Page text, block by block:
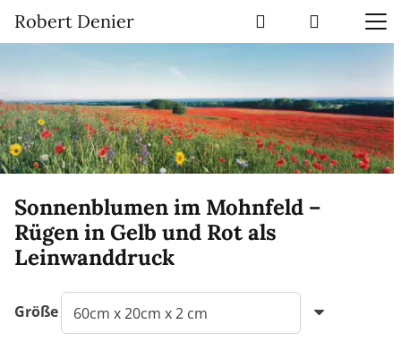
Robert Denier
Sonnenblumen im Mohnfeld –
Rügen in Gelb und Rot als
Leinwanddruck
Größe